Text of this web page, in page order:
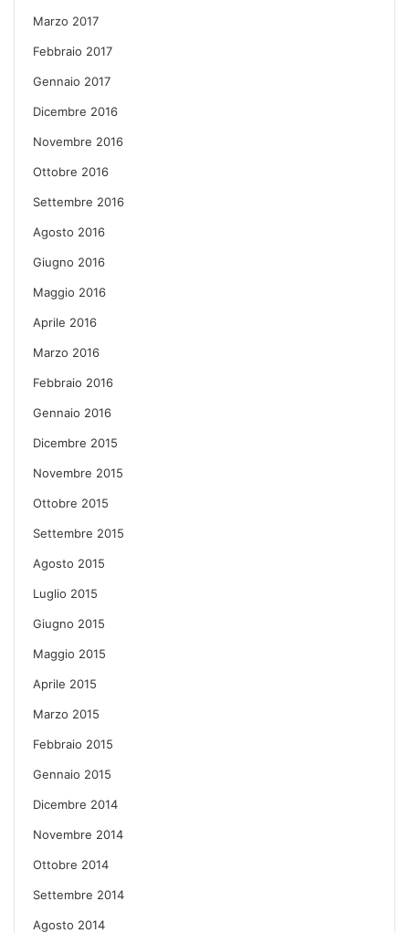
Marzo 2017
Febbraio 2017
Gennaio 2017
Dicembre 2016
Novembre 2016
Ottobre 2016
Settembre 2016
Agosto 2016
Giugno 2016
Maggio 2016
Aprile 2016
Marzo 2016
Febbraio 2016
Gennaio 2016
Dicembre 2015
Novembre 2015
Ottobre 2015
Settembre 2015
Agosto 2015
Luglio 2015
Giugno 2015
Maggio 2015
Aprile 2015
Marzo 2015
Febbraio 2015
Gennaio 2015
Dicembre 2014
Novembre 2014
Ottobre 2014
Settembre 2014
Agosto 2014